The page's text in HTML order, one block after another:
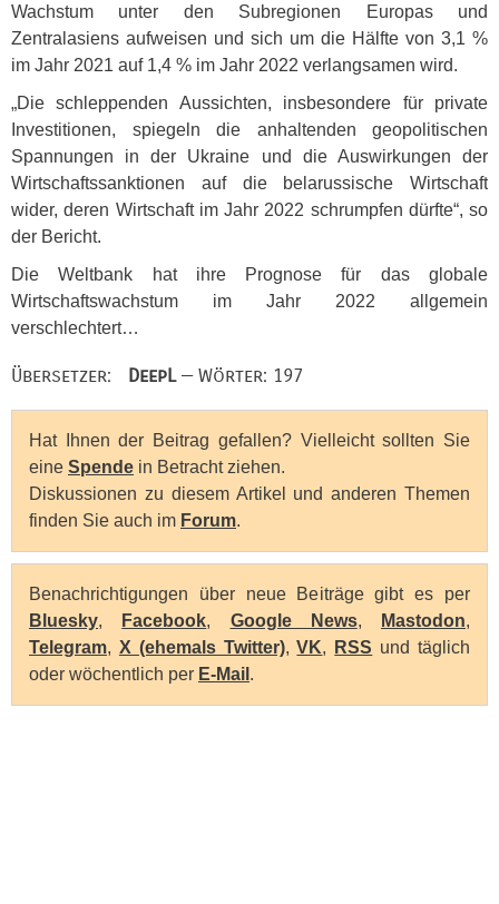
Wachstum unter den Subregionen Europas und
Zentralasiens aufweisen und sich um die Hälfte von 3,1 %
im Jahr 2021 auf 1,4 % im Jahr 2022 verlangsamen wird.
„Die schleppenden Aussichten, insbesondere für private
Investitionen, spiegeln die anhaltenden geopolitischen
Spannungen in der Ukraine und die Auswirkungen der
Wirtschaftssanktionen auf die belarussische Wirtschaft
wider, deren Wirtschaft im Jahr 2022 schrumpfen dürfte“, so
der Bericht.
Die Weltbank hat ihre Prognose für das globale
Wirtschaftswachstum im Jahr 2022 allgemein
verschlechtert…
Übersetzer: DeepL— Wörter: 197
Hat Ihnen der Beitrag gefallen? Vielleicht sollten Sie
eine Spende in Betracht ziehen.
Diskussionen zu diesem Artikel und anderen Themen
finden Sie auch im Forum.
Benachrichtigungen über neue Beiträge gibt es per
Bluesky, Facebook, Google News, Mastodon,
Telegram, X (ehemals Twitter),VK, RSS und täglich
oder wöchentlich per E-Mail .